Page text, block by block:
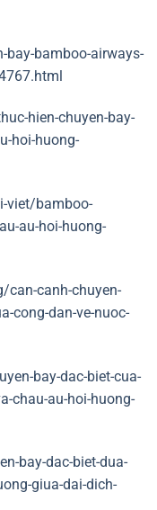
bamboo-airways-
hien-chuyen-bay-
hoi-huong-
viet/bamboo-
au-hoi-huong-
can-canh-chuyen-
cong-dan-ve-nuoc-
bay-dac-biet-cua-
chau-au-hoi-huong-
bay-dac-biet-dua-
giua-dai-dich-